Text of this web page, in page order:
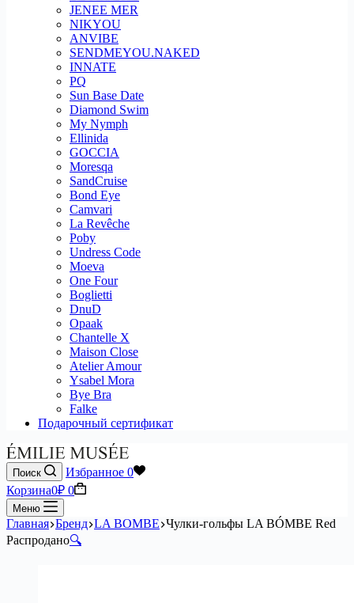
JENEE MER
NIKYOU
ANVIBE
SENDMEYOU.NAKED
INNATE
PQ
Sun Base Date
Diamond Swim
My Nymph
Ellinida
GOCCIA
Moresqa
SandCruise
Bond Eye
Camvari
La Revêche
Poby
Undress Code
Moeva
One Four
Boglietti
DnuD
Opaak
Chantelle X
Maison Close
Atelier Amour
Ysabel Mora
Bye Bra
Falke
Подарочный сертификат
Поиск Избранное 0
Корзина0₽ 0
Меню
Главная Бренд LA BOMBE Чулки-гольфы LA BÓMBE Red
Распродано🔍